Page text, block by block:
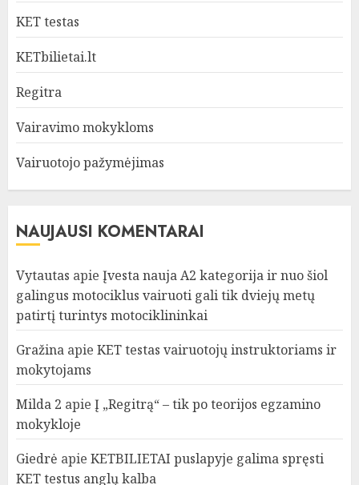
KET testas
KETbilietai.lt
Regitra
Vairavimo mokykloms
Vairuotojo pažymėjimas
NAUJAUSI KOMENTARAI
Vytautas apie Įvesta nauja A2 kategorija ir nuo šiol
galingus motociklus vairuoti gali tik dviejų metų
patirtį turintys motociklininkai
Gražina apie KET testas vairuotojų instruktoriams ir
mokytojams
Milda 2 apie Į „Regitrą“ – tik po teorijos egzamino
mokykloje
Giedrė apie KETBILIETAI puslapyje galima spręsti
KET testus anglų kalba